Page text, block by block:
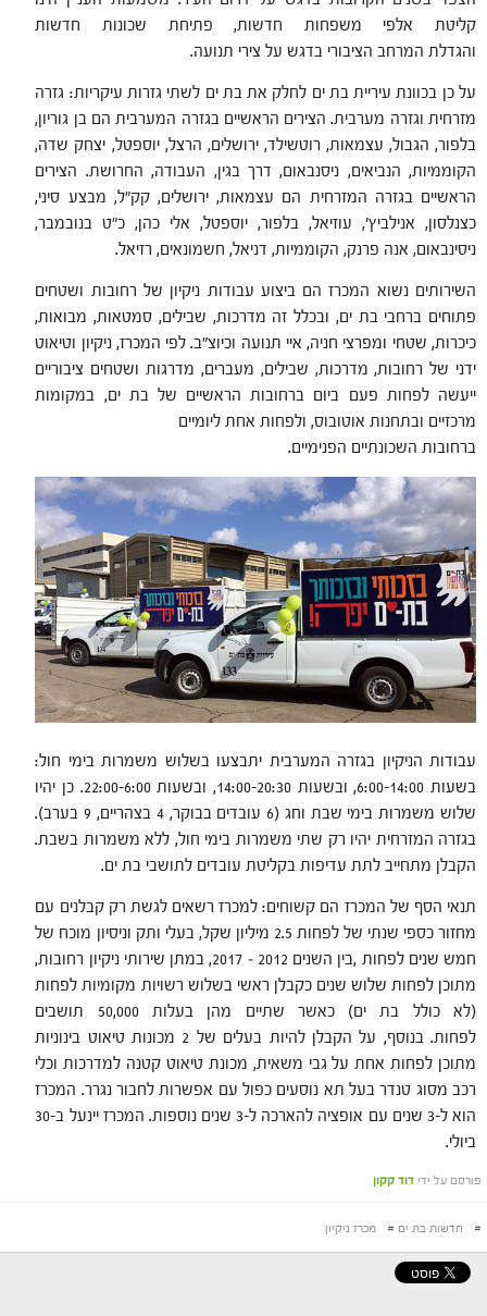
קליטת אלפי משפחות חדשות, פתיחת שכונות חדשות
והגדלת המרחב הציבורי בדגש על צירי תנועה.
על כן בכוונת עיריית בת ים לחלק את בת ים לשתי גזרות עיקריות: גזרה
מזרחית וגזרה מערבית. הצירים הראשיים בגזרה המערבית הם בן גוריון,
בלפור, הגבול, עצמאות, רוטשילד, ירושלים, הרצל, יוספטל, יצחק שדה,
הקוממיות, הנביאים, ניסנבאום, דרך בגין, העבודה, החרושת. הצירים
הראשיים בגזרה המזרחית הם עצמאות, ירושלים, קק"ל, מבצע סיני,
כצנלסון, אנילביץ', עוזיאל, בלפור, יוספטל, אלי כהן, כ"ט בנובמבר,
ניסינבאום, אנה פרנק, הקוממיות, דניאל, חשמונאים, רזיאל.
השירותים נשוא המכרז הם ביצוע עבודות ניקיון של רחובות ושטחים
פתוחים ברחבי בת ים, ובכלל זה מדרכות, שבילים, סמטאות, מבואות,
כיכרות, שטחי ומפרצי חניה, איי תנועה וכיוצ"ב. לפי המכרז, ניקיון וטיאוט
ידני של רחובות, מדרכות, שבילים, מעברים, מדרגות ושטחים ציבוריים
ייעשה לפחות פעם ביום ברחובות הראשיים של בת ים, במקומות
מרכזיים ובתחנות אוטובוס, ולפחות אחת ליומיים
ברחובות השכונתיים הפנימיים.
עבודות הניקיון בגזרה המערבית יתבצעו בשלוש משמרות בימי חול:
בשעות 6:00-14:00, ובשעות 14:00-20:30, ובשעות 22:00-6:00. כן יהיו
שלוש משמרות בימי שבת וחג (6 עובדים בבוקר, 4 בצהריים, 9 בערב).
בגזרה המזרחית יהיו רק שתי משמרות בימי חול, ללא משמרות בשבת.
הקבלן מתחייב לתת עדיפות בקליטת עובדים לתושבי בת ים.
תנאי הסף של המכרז הם קשוחים: למכרז רשאים לגשת רק קבלנים עם
מחזור כספי שנתי של לפחות 2.5 מיליון שקל, בעלי ותק וניסיון מוכח של
חמש שנים לפחות ,בין השנים 2012 – 2017, במתן שירותי ניקיון רחובות,
מתוכן לפחות שלוש שנים כקבלן ראשי בשלוש רשויות מקומיות לפחות
(לא כולל בת ים) כאשר שתיים מהן בעלות 50,000 תושבים
לפחות. בנוסף, על הקבלן להיות בעלים של 2 מכונות טיאוט בינוניות
מתוכן לפחות אחת על גבי משאית, מכונת טיאוט קטנה למדרכות וכלי
רכב מסוג טנדר בעל תא נוסעים כפול עם אפשרות לחבור נגרר. המכרז
הוא ל-3 שנים עם אופציה להארכה ל-3 שנים נוספות. המכרז יינעל ב-30
ביולי.
פורסם על ידי דוד קקון
# חדשות בת ים # מכרז ניקיון